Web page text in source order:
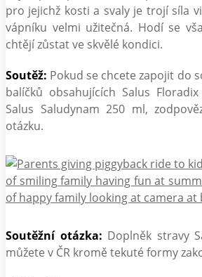
pro jejichž kosti a svaly je trojí síla
vápníku velmi užitečná. Hodí se
chtějí zůstat ve skvělé kondici.
Soutěž: Pokud se chcete zapojit do
balíčků obsahujících Salus
Salus Saludynam 250 ml,
otázku.
Soutěžní otázka: Doplněk stravy
můžete v ČR kromě tekuté formy